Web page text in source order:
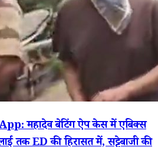
महादेव बेटिंग ऐप केस में एबिक्स